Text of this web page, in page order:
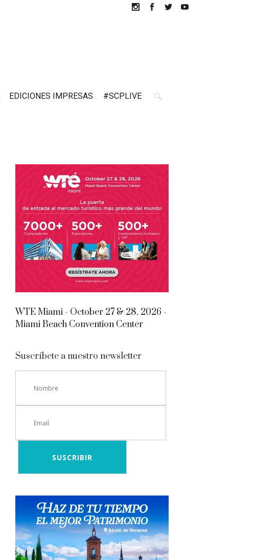
EDICIONES IMPRESAS #SCPLIVE
WTE Miami - October 27 & 28, 2026 -
Miami Beach Convention Center
Suscríbete a nuestro newsletter